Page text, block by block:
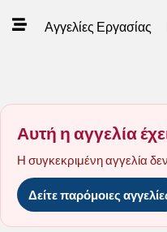
Αγγελίες Εργασίας
Αυτή η αγγελία
Η συγκεκριμένη αγγελία
Δείτε παρόμοιες